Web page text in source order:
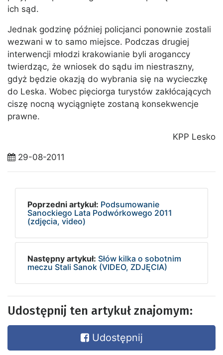
ich sąd.
Jednak godzinę później policjanci ponownie zostali
wezwani w to samo miejsce. Podczas drugiej
interwencji młodzi krakowianie byli aroganccy
twierdząc, że wniosek do sądu im niestraszny,
gdyż będzie okazją do wybrania się na wycieczkę
do Leska. Wobec pięciorga turystów zakłócających
ciszę nocną wyciągnięte zostaną konsekwencje
prawne.
KPP Lesko
29-08-2011
Poprzedni artykuł: Podsumowanie
Sanockiego Lata Podwórkowego 2011
(zdjęcia, video)
Następny artykuł: Słów kilka o sobotnim
meczu Stali Sanok (VIDEO, ZDJĘCIA)
Udostępnij ten artykuł znajomym:
Udostępnij